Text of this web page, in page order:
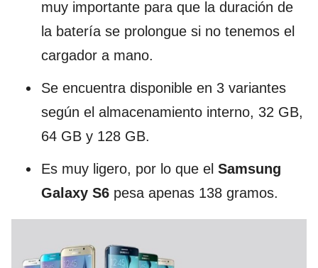
muy importante para que la duración de
la batería se prolongue si no tenemos el
cargador a mano.
Se encuentra disponible en 3 variantes
según el almacenamiento interno, 32 GB,
64 GB y 128 GB.
Es muy ligero, por lo que el Samsung
Galaxy S6 pesa apenas 138 gramos.